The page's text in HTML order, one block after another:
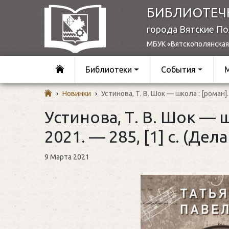
города Вятские
МБУК
Библиотеки События
› Новинки › Устинова, Т. В. Шок — школа :
Устинова, Т. В. Шок —
2021. — 285, [1] с.
9 Марта 2021